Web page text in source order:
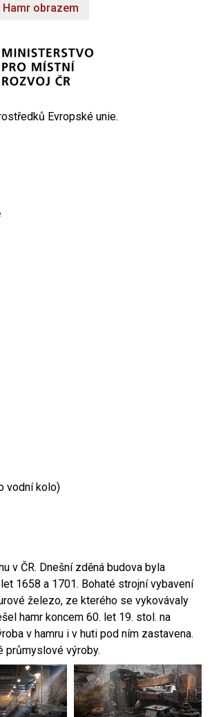
Hamr obrazem
Evropské unie.
vodní kolo)
v ČR. Dnešní zděná budova byla
1658 a 1701. Bohaté strojní vybavení
železo, ze kterého se vykovávaly
hamr koncem 60. let 19. stol. na
v hamru i v huti pod ním zastavena.
průmyslové výroby.